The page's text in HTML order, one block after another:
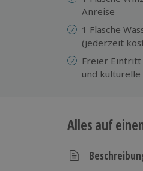
Anreise
1 Flasche
(jederzeit
Freier Eintritt
und
Alles auf